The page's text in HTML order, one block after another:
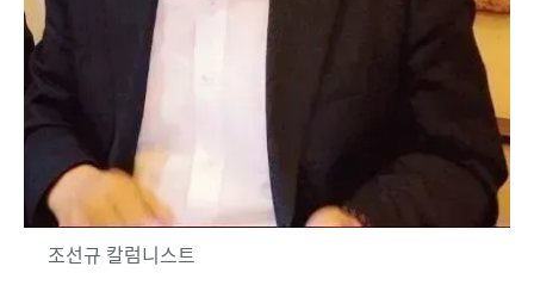
조선규 칼럼니스트